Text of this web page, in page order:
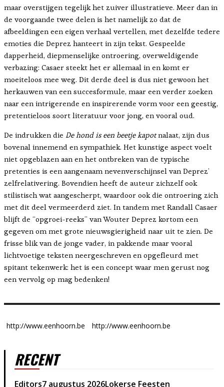
maar overstijgen tegelijk het zuiver illustratieve. Meer dan in
de voorgaande twee delen is het namelijk zo dat de
afbeeldingen een eigen verhaal vertellen, met dezelfde tedere
emoties die Deprez hanteert in zijn tekst. Gespeelde
dapperheid, diepmenselijke ontroering, overweldigende
verbazing: Casaer steekt het er allemaal in en komt er
moeiteloos mee weg. Dit derde deel is dus niet gewoon het
herkauwen van een succesformule, maar een verder zoeken
naar een intrigerende en inspirerende vorm voor een geestig,
pretentieloos soort literatuur voor jong, en vooral oud.
De indrukken die De hond is een beetje kapotnalaat, zijn dus
bovenal innemend en sympathiek. Het kunstige aspect voelt
niet opgeblazen aan en het ontbreken van de typische
pretenties is een aangenaam nevenverschijnsel van Deprez’
zelfrelativering. Bovendien heeft de auteur zichzelf ook
stilistisch wat aangescherpt, waardoor ook die ontroering zich
met dit deel vermeerderd ziet. In tandem met Randall Casaer
blijft de “opgroei-reeks” van Wouter Deprez kortom een
gegeven om met grote nieuwsgierigheid naar uit te zien. De
frisse blik van de jonge vader, in pakkende maar vooral
lichtvoetige teksten neergeschreven en opgefleurd met
spitant tekenwerk: het is een concept waar men gerust nog
een vervolg op mag bedenken!
http://www.eenhoorn.be http://www.eenhoorn.be
RECENT
Editors7 augustus 2026Lokerse Feesten